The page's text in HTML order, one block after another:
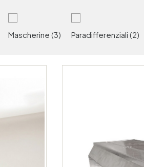
Mascherine(3) Paradifferenziali(2)